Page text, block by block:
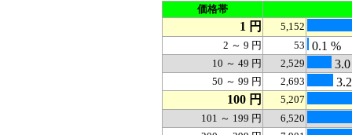
価格帯
1 円
5,152
2 ～ 9 円
53 0.1 %
10 ～ 49 円 2,529
50 ～ 99 円 2,693
100 円
5,207
101 ～ 199 円
6,520